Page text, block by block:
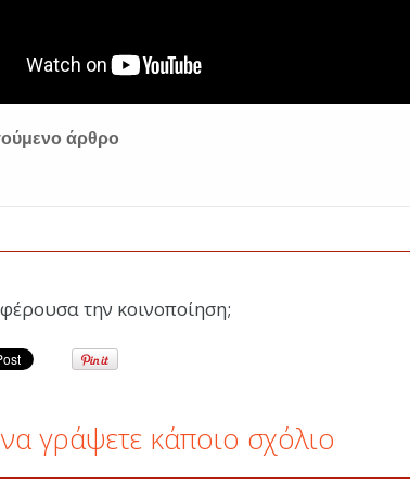
άρθρο
την κοινοποίηση;
γράψετε κάποιο σχόλιο